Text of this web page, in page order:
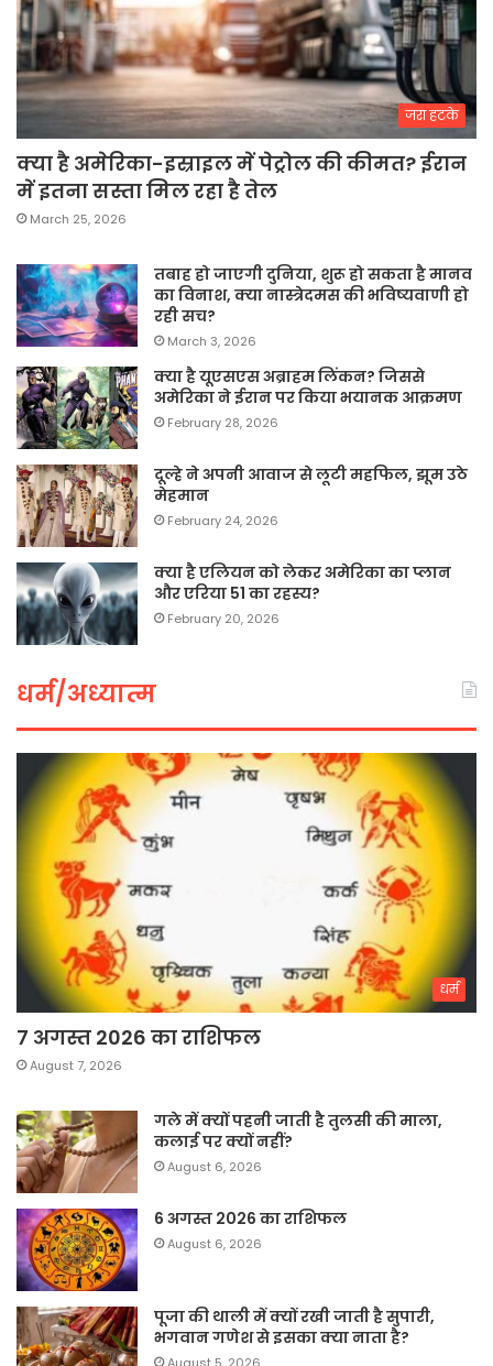
जरा हटके
क्या है अमेरिका-इस्राइल में पेट्रोल की कीमत? ईरान
में इतना सस्ता मिल रहा है तेल
March 25, 2026
तबाह हो जाएगी दुनिया, शुरू हो सकता है मानव
का विनाश, क्या नास्त्रेदमस की भविष्यवाणी हो
रही सच?
March 3, 2026
क्या है यूएसएस अब्राहम लिंकन? जिससे
अमेरिका ने ईरान पर किया भयानक आक्रमण
February 28, 2026
दूल्हे ने अपनी आवाज से लूटी महफिल, झूम उठे
मेहमान
February 24, 2026
क्या है एलियन को लेकर अमेरिका का प्लान
और एरिया 51 का रहस्य?
February 20, 2026
धर्म/अध्यात्म
धर्म
7 अगस्त 2026 का राशिफल
August 7, 2026
गले में क्यों पहनी जाती है तुलसी की माला,
कलाई पर क्यों नहीं?
August 6, 2026
6 अगस्त 2026 का राशिफल
August 6, 2026
पूजा की थाली में क्यों रखी जाती है सुपारी,
भगवान गणेश से इसका क्या नाता है?
August 5, 2026